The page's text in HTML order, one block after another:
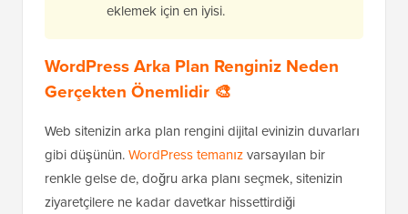
eklemek için en iyisi.
WordPress Arka Plan Renginiz Neden
Gerçekten Önemlidir 🎨
Web sitenizin arka plan rengini dijital evinizin duvarları
gibi düşünün.WordPress temanızvarsayılan bir
renkle gelse de, doğru arka planı seçmek, sitenizin
ziyaretçilere ne kadar davetkar hissettirdiği